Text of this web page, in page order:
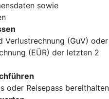
sowie
Verlustrechnung (GuV) oder
(EÜR) der letzten 2
oder Reisepass bereithalten